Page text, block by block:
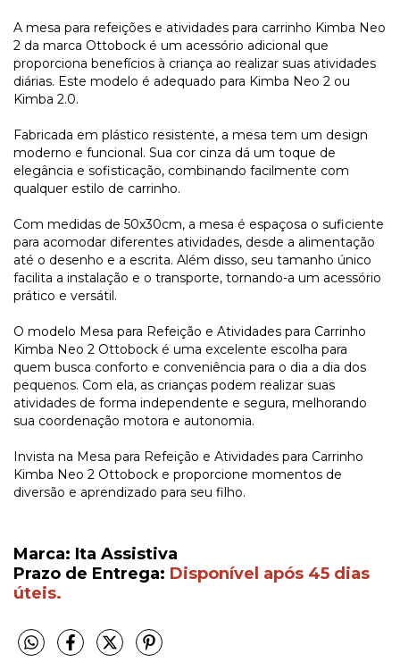
A mesa para refeições e atividades para carrinho Kimba Neo
2 da marca Ottobock é um acessório adicional que
proporciona benefícios à criança ao realizar suas atividades
diárias. Este modelo é adequado para Kimba Neo 2 ou
Kimba 2.0.
Fabricada em plástico resistente, a mesa tem um design
moderno e funcional. Sua cor cinza dá um toque de
elegância e sofisticação, combinando facilmente com
qualquer estilo de carrinho.
Com medidas de 50x30cm, a mesa é espaçosa o suficiente
para acomodar diferentes atividades, desde a alimentação
até o desenho e a escrita. Além disso, seu tamanho único
facilita a instalação e o transporte, tornando-a um acessório
prático e versátil.
O modelo Mesa para Refeição e Atividades para Carrinho
Kimba Neo 2 Ottobock é uma excelente escolha para
quem busca conforto e conveniência para o dia a dia dos
pequenos. Com ela, as crianças podem realizar suas
atividades de forma independente e segura, melhorando
sua coordenação motora e autonomia.
Invista na Mesa para Refeição e Atividades para Carrinho
Kimba Neo 2 Ottobock e proporcione momentos de
diversão e aprendizado para seu filho.
Marca: Ita Assistiva
Prazo de Entrega: Disponível após 45 dias
úteis.